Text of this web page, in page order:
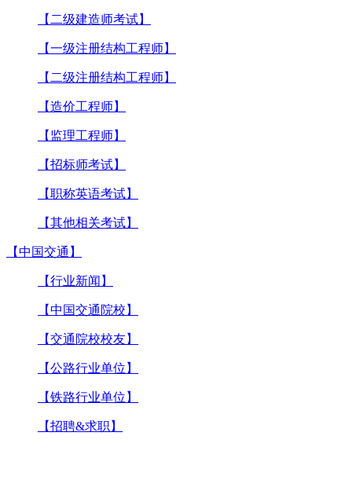
【二级建造师考试】
【一级注册结构工程师】
【二级注册结构工程师】
【造价工程师】
【监理工程师】
【招标师考试】
【职称英语考试】
【其他相关考试】
【中国交通】
【行业新闻】
【中国交通院校】
【交通院校校友】
【公路行业单位】
【铁路行业单位】
【招聘&求职】